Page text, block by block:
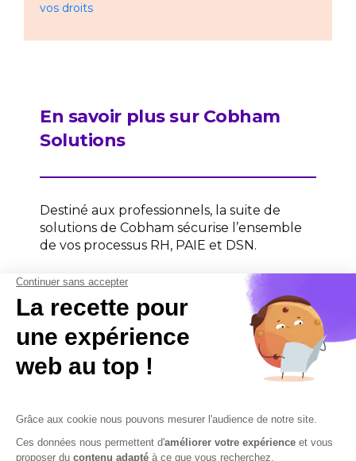
vos droits
En savoir plus sur Cobham
Solutions
Destiné aux professionnels, la suite de
solutions de Cobham sécurise l’ensemble
de vos processus RH, PAIE et DSN.
Contactez-nous
Contactez-nous Mentions légales
Plan du site